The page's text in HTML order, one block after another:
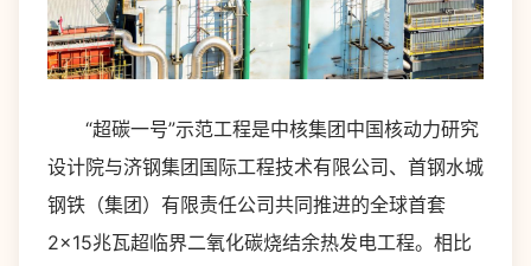
“超碳一号”示范工程是中核集团中国核动力研究
设计院与济钢集团国际工程技术有限公司、首钢水城
钢铁（集团）有限责任公司共同推进的全球首套
2×15兆瓦超临界二氧化碳烧结余热发电工程。相比